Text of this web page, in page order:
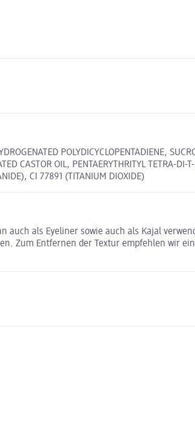
POLYDICYCLOPENTADIENE,
CASTOR OIL, PENTAERYTHRITYL TETRA-DI-
CI 77891 (TITANIUM DIOXIDE)
auch als Eyeliner sowie auch als Kajal
Zum Entfernen der Textur empfehlen wir